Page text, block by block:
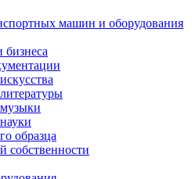
машин и оборудования
образца